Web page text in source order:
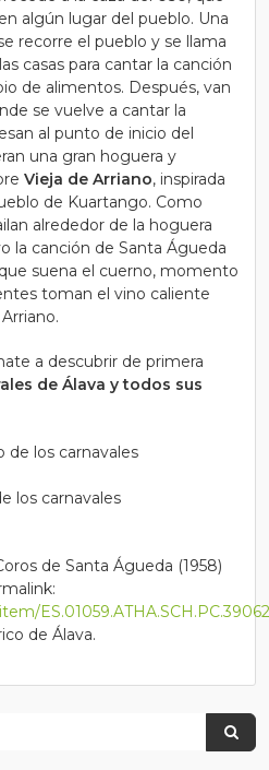
algún lugar del pueblo. Una
recorre el pueblo y se llama
casas para cantar la canción
de alimentos. Después, van
se vuelve a cantar la
al punto de inicio del
una gran hoguera y
Vieja de Arriano, inspirada
de Kuartango. Como
alrededor de la hoguera
la canción de Santa Águeda
suena el cuerno, momento
toman el vino caliente
a descubrir de primera
de Álava y todos sus
los carnavales
de Santa Águeda (1958)
de Álava.